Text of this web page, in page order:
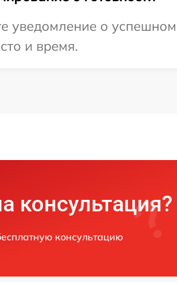
уведомление о
и время.
консультация?
консультацию